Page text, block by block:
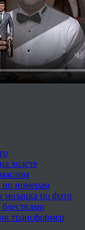
холсте
номерам
мозаика по фото
трансформер